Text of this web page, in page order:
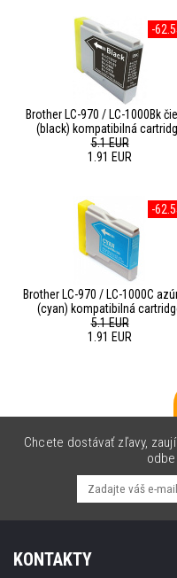
Brother LC-970 / LC-1000Bk
(black) kompatibilná
-
5.1 EUR
1.91 EUR
Brother LC-970 / LC-1000C
(cyan) kompatibilná
-
5.1 EUR
1.91 EUR
Chcete dostávať zľavy,
KONTAKTY